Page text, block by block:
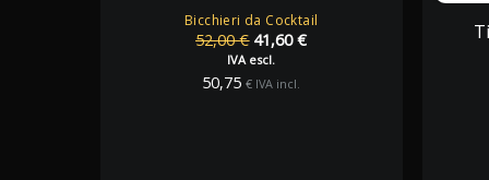
Bicchieri da Cocktail
52,00€ Il
prezzo
originale
41,60€Il
IVA escl.
50,75€ IVA incl.